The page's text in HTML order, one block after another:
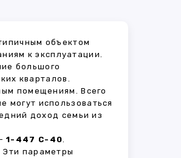
объектом
к эксплуатации.
большого
кварталов.
помещениям. Всего
могут использоваться
доход семьи из
1-447 С-40.
Эти параметры